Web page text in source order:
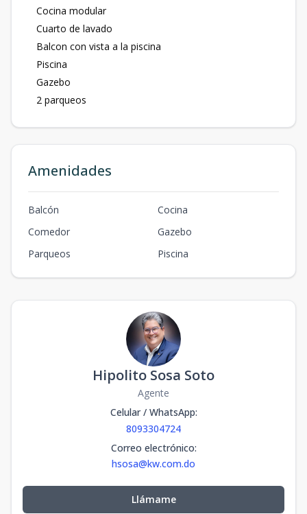
Cocina modular
Cuarto de lavado
Balcon con vista a la piscina
Piscina
Gazebo
2 parqueos
Amenidades
Balcón
Cocina
Comedor
Gazebo
Parqueos
Piscina
Hipolito Sosa Soto
Agente
Celular / WhatsApp:
8093304724
Correo electrónico:
hsosa@kw.com.do
Llámame